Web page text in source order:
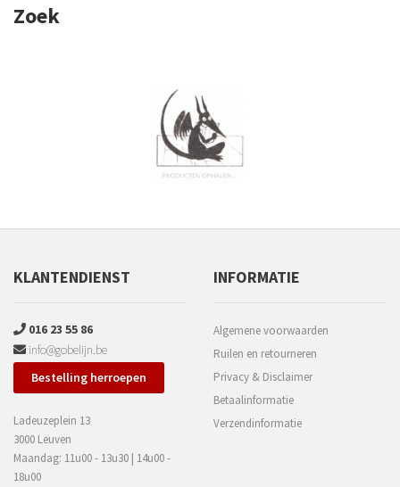
Zoek
KLANTENDIENST
016 23 55 86
info@gobelijn.be
Bestelling herroepen
Ladeuzeplein 13
3000 Leuven
Maandag: 11u00 - 13u30 | 14u00 -
18u00
INFORMATIE
Algemene voorwaarden
Ruilen en retourneren
Privacy & Disclaimer
Betaalinformatie
Verzendinformatie